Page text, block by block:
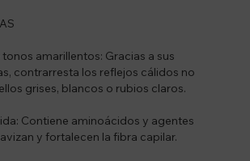
amarillentos: Gracias a sus
contrarresta los reflejos cálidos no
grises, blancos o rubios claros.
Contiene aminoácidos y agentes
y fortalecen la fibra capilar.